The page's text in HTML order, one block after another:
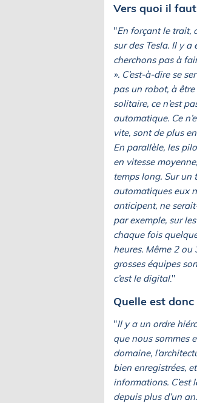
Vers quoi il
"En forçant le trait,
sur des Tesla. Il y a
cherchons pas à
». C’est-à-dire se
pas un robot, à
solitaire, ce n’est
automatique. Ce
vite, sont de plus
En parallèle, les
en vitesse
temps long. Sur un
automatiques eux
anticipent, ne
par exemple, sur
chaque fois
heures. Même 2
grosses équipes
c’est le digital."
Quelle est
"Il y a un ordre
que nous sommes
domaine,
bien enregistrées,
informations. C’est
depuis plus d’un